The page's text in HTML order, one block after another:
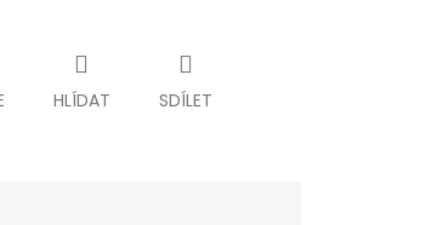
HLÍDAT SDÍLET